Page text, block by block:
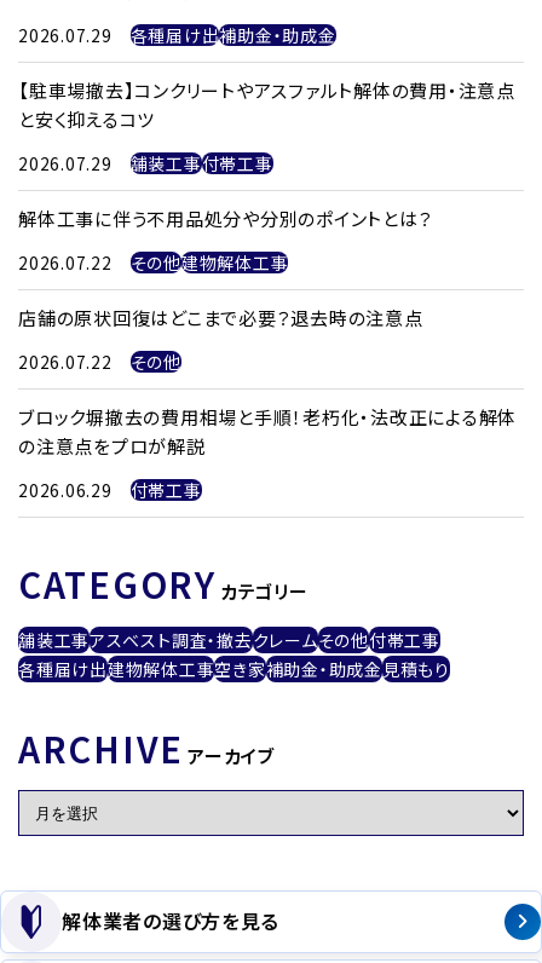
2026.07.29 各種届け出補助金・助成金
【駐車場撤去】コンクリートやアスファルト解体の費用・注意点
と安く抑えるコツ
2026.07.29 舗装工事付帯工事
解体工事に伴う不用品処分や分別のポイントとは？
2026.07.22 その他建物解体工事
店舗の原状回復はどこまで必要？退去時の注意点
2026.07.22 その他
ブロック塀撤去の費用相場と手順！老朽化・法改正による解体
の注意点をプロが解説
2026.06.29 付帯工事
CATEGORY カテゴリー
舗装工事アスベスト調査・撤去クレームその他付帯工事
各種届け出建物解体工事空き家補助金・助成金見積もり
ARCHIVE アーカイブ
解体業者の選び方を見る